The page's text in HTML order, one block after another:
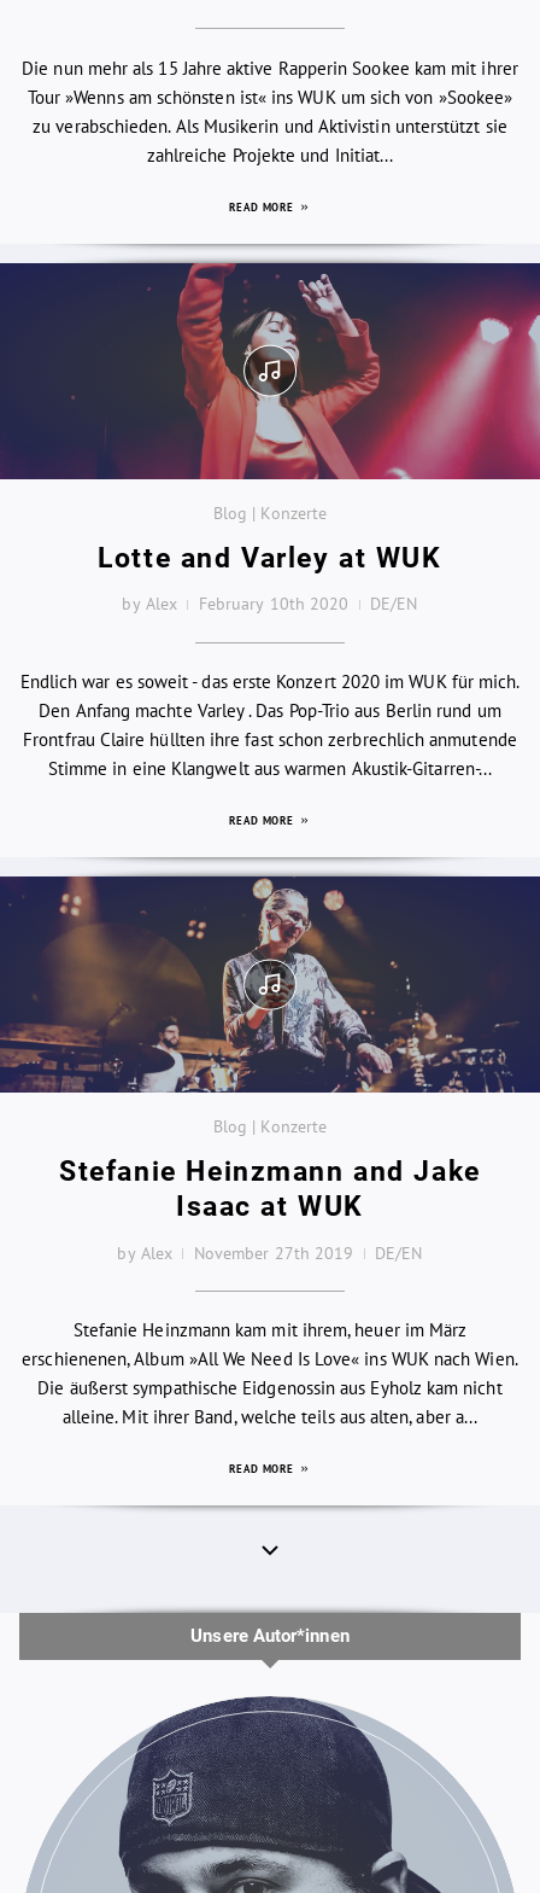
Die nun mehr als 15 Jahre aktive Rapperin Sookee kam mit ihrer
Tour »Wenns am schönsten ist« ins WUK um sich von »Sookee»
zu verabschieden. Als Musikerin und Aktivistin unterstützt sie
zahlreiche Projekte und Initiat...
READ MORE
Blog | Konzerte
Lotte and Varley at WUK
by Alex February 10th 2020 DE/EN
Endlich war es soweit - das erste Konzert 2020 im WUK für mich.
Den Anfang machte Varley . Das Pop-Trio aus Berlin rund um
Frontfrau Claire hüllten ihre fast schon zerbrechlich anmutende
Stimme in eine Klangwelt aus warmen Akustik-Gitarren-...
READ MORE
Blog | Konzerte
Stefanie Heinzmann and Jake
Isaac at WUK
by Alex November 27th 2019 DE/EN
Stefanie Heinzmann kam mit ihrem, heuer im März
erschienenen, Album »All We Need Is Love« ins WUK nach Wien.
Die äußerst sympathische Eidgenossin aus Eyholz kam nicht
alleine. Mit ihrer Band, welche teils aus alten, aber a...
READ MORE
Unsere Autor*innen